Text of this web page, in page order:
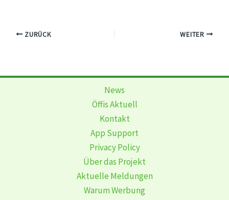
ZURÜCK WEITER
News
Öffis Aktuell
Kontakt
App Support
Privacy Policy
Über das Projekt
Aktuelle Meldungen
Warum Werbung